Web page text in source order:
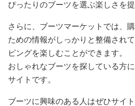
ぴったりのブーツを選ぶ楽しさを提
さらに、ブーツマーケットでは、
ための情報がしっかりと整備され
ピングを楽しむことができます。
おしゃれなブーツを探している方
サイトです。
ブーツに興味のある人はぜひサイ